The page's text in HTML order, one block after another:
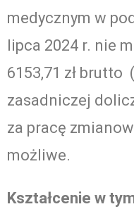
medycznym w
lipca 2024 r. nie
6153,71 zł brutto
zasadniczej
za pracę
możliwe.
Kształcenie w